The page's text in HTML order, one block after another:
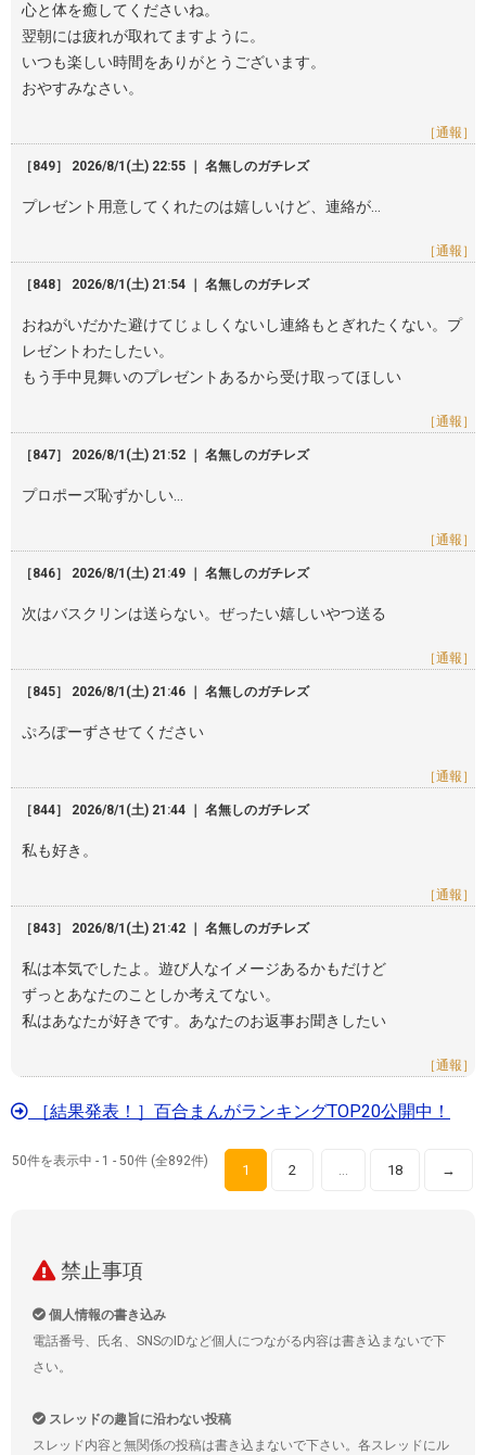
心と体を癒してくださいね。
翌朝には疲れが取れてますように。
いつも楽しい時間をありがとうございます。
おやすみなさい。
［通報］
［849］ 2026/8/1(土) 22:55 ｜ 名無しのガチレズ
プレゼント用意してくれたのは嬉しいけど、連絡が…
［通報］
［848］ 2026/8/1(土) 21:54 ｜ 名無しのガチレズ
おねがいだかた避けてじょしくないし連絡もとぎれたくない。プ
レゼントわたしたい。
もう手中見舞いのプレゼントあるから受け取ってほしい
［通報］
［847］ 2026/8/1(土) 21:52 ｜ 名無しのガチレズ
プロポーズ恥ずかしい…
［通報］
［846］ 2026/8/1(土) 21:49 ｜ 名無しのガチレズ
次はバスクリンは送らない。ぜったい嬉しいやつ送る
［通報］
［845］ 2026/8/1(土) 21:46 ｜ 名無しのガチレズ
ぷろぽーずさせてください
［通報］
［844］ 2026/8/1(土) 21:44 ｜ 名無しのガチレズ
私も好き。
［通報］
［843］ 2026/8/1(土) 21:42 ｜ 名無しのガチレズ
私は本気でしたよ。遊び人なイメージあるかもだけど
ずっとあなたのことしか考えてない。
私はあなたが好きです。あなたのお返事お聞きしたい
［通報］
［結果発表！］百合まんがランキングTOP20公開中！
50件を表示中 - 1 - 50件 (全892件)
1 2 … 18 →
禁止事項
個人情報の書き込み
電話番号、氏名、SNSのIDなど個人につながる内容は書き込まないで下
さい。
スレッドの趣旨に沿わない投稿
スレッド内容と無関係の投稿は書き込まないで下さい。各スレッドにル